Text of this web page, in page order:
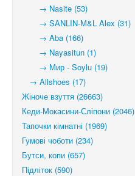
→ Nasite (53)
→ SANLIN-M&L Alex (31)
→ Aba (166)
→ Nayasitun (1)
→ Мир - Soylu (19)
→ Allshoes (17)
Жіноче взуття (26663)
Кеди-Мокасини-Сліпони (2046)
Тапочки кімнатні (1969)
Гумові чоботи (234)
Бутси, копи (657)
Підліток (590)